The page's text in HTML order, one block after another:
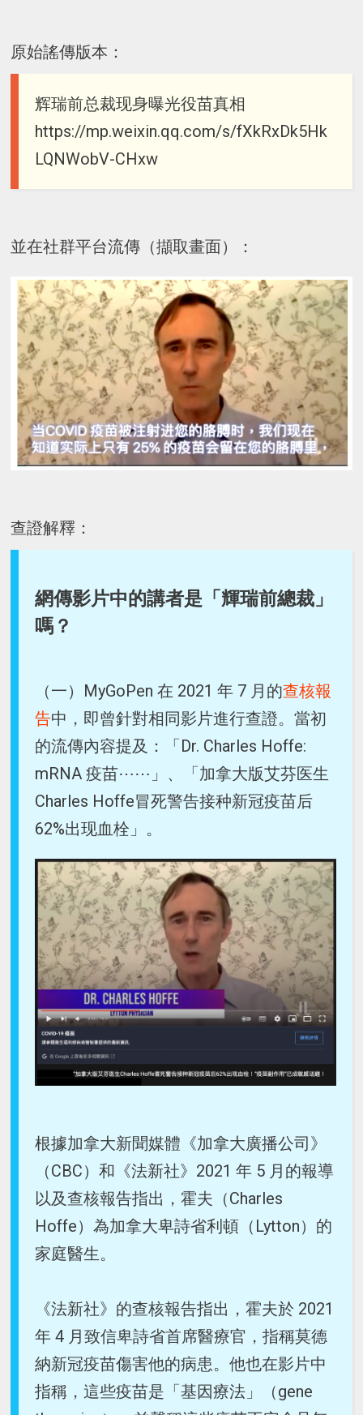
原始謠傳版本：
辉瑞前总裁现身曝光役苗真相
https://mp.weixin.qq.com/s/fXkRxDk5Hk
LQNWobV-CHxw
並在社群平台流傳（擷取畫面）：
查證解釋：
網傳影片中的講者是「輝瑞前總裁」
嗎？
（一）MyGoPen 在 2021 年 7 月的查核報
告中，即曾針對相同影片進行查證。當初
的流傳內容提及：「Dr. Charles Hoffe:
mRNA 疫苗⋯⋯」、「加拿大版艾芬医生
Charles Hoffe冒死警告接种新冠疫苗后
62%出现血栓」。
根據加拿大新聞媒體《加拿大廣播公司》
（CBC）和《法新社》2021 年 5 月的報導
以及查核報告指出，霍夫（Charles
Hoffe）為加拿大卑詩省利頓（Lytton）的
家庭醫生。
《法新社》的查核報告指出，霍夫於 2021
年 4 月致信卑詩省首席醫療官，指稱莫德
納新冠疫苗傷害他的病患。他也在影片中
指稱，這些疫苗是「基因療法」（gene